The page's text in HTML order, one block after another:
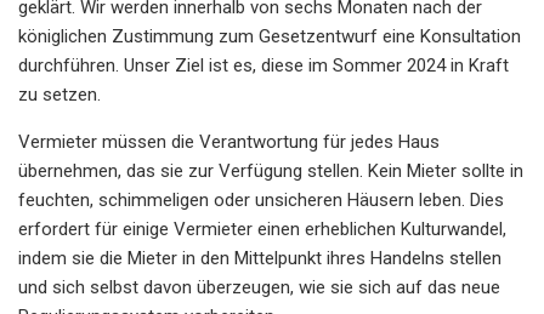
geklärt. Wir werden innerhalb von sechs Monaten nach der
königlichen Zustimmung zum Gesetzentwurf eine Konsultation
durchführen. Unser Ziel ist es, diese im Sommer 2024 in Kraft
zu setzen.
Vermieter müssen die Verantwortung für jedes Haus
übernehmen, das sie zur Verfügung stellen. Kein Mieter sollte in
feuchten, schimmeligen oder unsicheren Häusern leben. Dies
erfordert für einige Vermieter einen erheblichen Kulturwandel,
indem sie die Mieter in den Mittelpunkt ihres Handelns stellen
und sich selbst davon überzeugen, wie sie sich auf das neue